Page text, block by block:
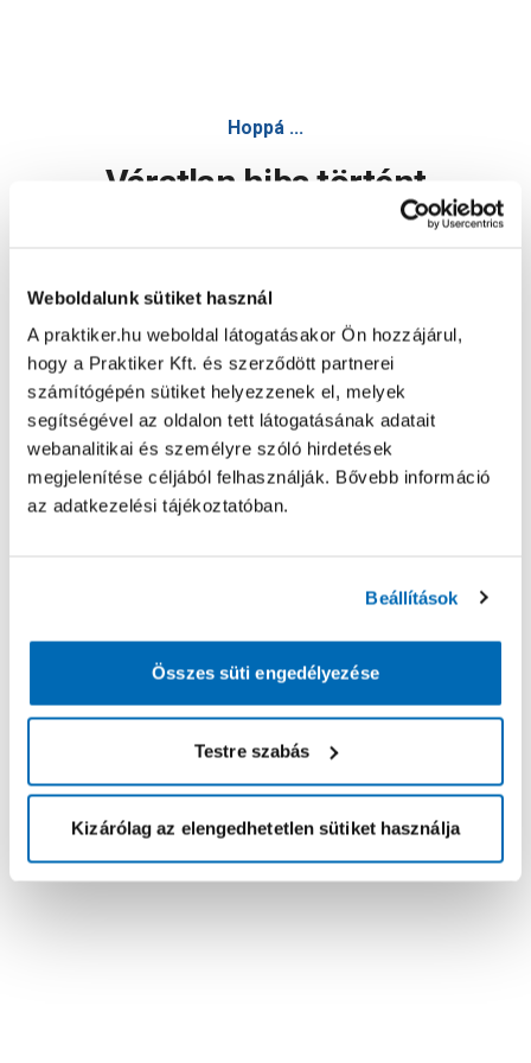
Weboldalunk sütiket használ
A praktiker.hu weboldal látogatásakor Ön hozzájárul,
hogy a Praktiker Kft. és szerződött partnerei
számítógépén sütiket helyezzenek el, melyek
segítségével az oldalon tett látogatásának adatait
webanalitikai és személyre szóló hirdetések
megjelenítése céljából felhasználják. Bővebb információ
az adatkezelési tájékoztatóban.
Beállítások
Összes süti engedélyezése
Testre szabás
Kizárólag az elengedhetetlen sütiket használja
Hoppá ...
Váratlan hiba történt
Oldal újratöltése